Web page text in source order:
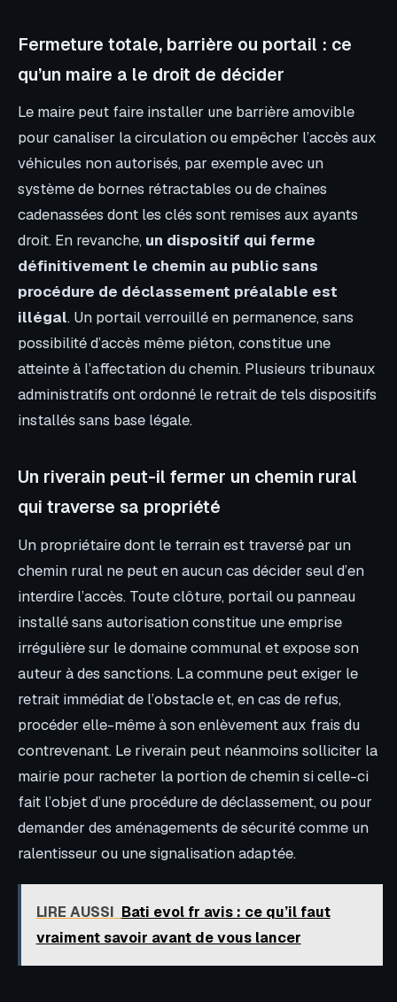
Fermeture totale, barrière ou portail : ce
qu’un maire a le droit de décider
Le maire peut faire installer une barrière amovible
pour canaliser la circulation ou empêcher l’accès aux
véhicules non autorisés, par exemple avec un
système de bornes rétractables ou de chaînes
cadenassées dont les clés sont remises aux ayants
droit. En revanche, un dispositif qui ferme
définitivement le chemin au public sans
procédure de déclassement préalable est
illégal. Un portail verrouillé en permanence, sans
possibilité d’accès même piéton, constitue une
atteinte à l’affectation du chemin. Plusieurs tribunaux
administratifs ont ordonné le retrait de tels dispositifs
installés sans base légale.
Un riverain peut-il fermer un chemin rural
qui traverse sa propriété
Un propriétaire dont le terrain est traversé par un
chemin rural ne peut en aucun cas décider seul d’en
interdire l’accès. Toute clôture, portail ou panneau
installé sans autorisation constitue une emprise
irrégulière sur le domaine communal et expose son
auteur à des sanctions. La commune peut exiger le
retrait immédiat de l’obstacle et, en cas de refus,
procéder elle-même à son enlèvement aux frais du
contrevenant. Le riverain peut néanmoins solliciter la
mairie pour racheter la portion de chemin si celle-ci
fait l’objet d’une procédure de déclassement, ou pour
demander des aménagements de sécurité comme un
ralentisseur ou une signalisation adaptée.
LIRE AUSSI Bati evol fr avis : ce qu’il faut
vraiment savoir avant de vous lancer